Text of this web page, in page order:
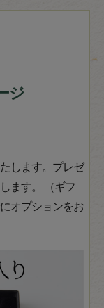
ジ
します。プレゼ
ます。 （ギフ
オプションをお